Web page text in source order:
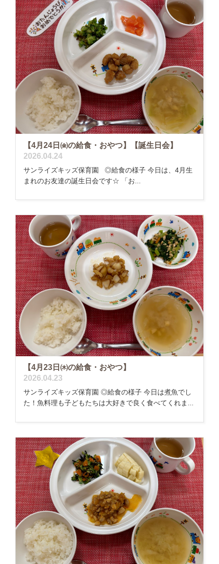
【4月24日㈮の給食・おやつ】【誕生日会】
2026.04.24
サンライズキッズ保育園 ◎給食の様子 今日は、4月生
まれのお友達の誕生日会です☆ 「お...
【4月23日㈭の給食・おやつ】
2026.04.23
サンライズキッズ保育園 ◎給食の様子 今日は煮魚でし
た！魚料理も子どもたちは大好きで良く食べてくれま...